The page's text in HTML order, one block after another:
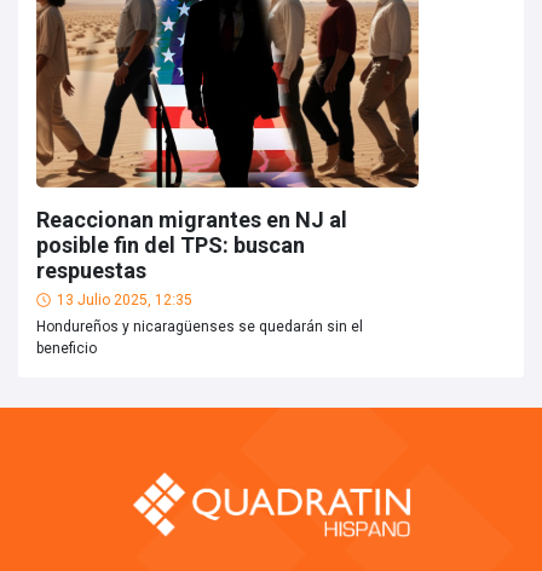
Reaccionan migrantes en NJ al
posible fin del TPS: buscan
respuestas
13 Julio 2025, 12:35
Hondureños y nicaragüenses se quedarán sin el
beneficio